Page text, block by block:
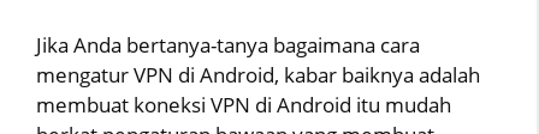
Jika Anda bertanya-tanya bagaimana cara
mengatur VPN di Android, kabar baiknya adalah
membuat koneksi VPN di Android itu mudah